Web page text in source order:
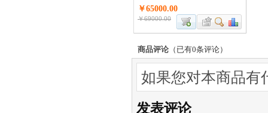
￥65000.00
￥69000.00
商品评论 （已有0条评论）
如果您对本商品有
发表评论